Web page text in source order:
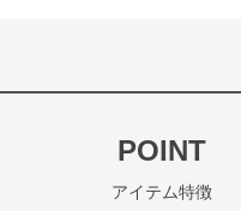
POINT
アイテム特徴